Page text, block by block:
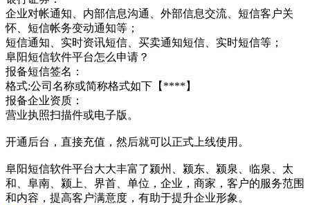
企业对帐通知、内部信息沟通、外部信息交流、短信客户关
怀、短信帐务变动通知等；
短信通知、实时资讯短信、买卖通知短信、实时短信等；
阜阳短信软件平台怎么申请？
报备短信签名：
格式:公司名称或简称格式如下【****】
报备企业资质：
营业执照扫描件或电子版。
开通后台，直接充值，然后就可以正式上线使用。
阜阳短信软件平台大大丰富了颍州、颍东、颍泉、临泉、太
和、阜南、颍上、界首、单位，企业，商家，客户的服务范围
和内容，提高客户满意度，有助于提升企业形象。